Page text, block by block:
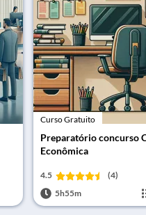
Curso Gratuito
Preparatório concurso
Econômica
4.5
(4)
5h55m